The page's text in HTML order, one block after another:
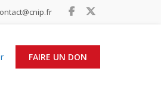
FAIRE UN DON